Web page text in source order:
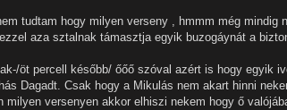
tudtam hogy milyen verseny , hmmm még mindig
aza sztalnak támasztja egyik buzogáynát a
öt percell később/ őőő szóval azért is hogy egyik
Dagadt. Csak hogy a Mikulás nem akart hinni
versenyen akkor elhiszi nekem hogy ő